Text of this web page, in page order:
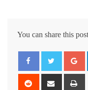
You can share this